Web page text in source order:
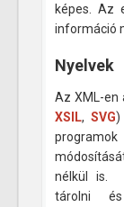
képes. Az
információ
Nyelvek
Az XML-en
XSIL,SVG)
nélkül is.
tárolni